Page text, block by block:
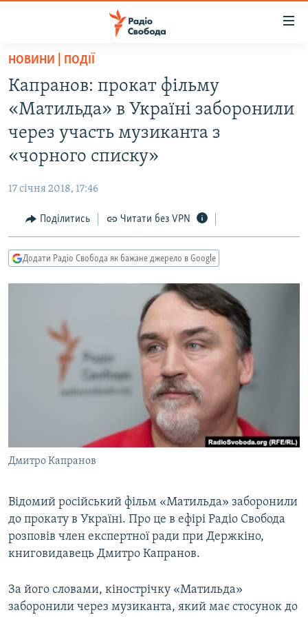
Перейти
основного
матеріалу
основної
Перейти
пошуку
ВСЕ ЗА ДОБУ
КУЛЬТУРА
СПОРТ
ДОНБАС.РЕАЛІЇ
КРИМ.РЕАЛІЇ
ТИ ЯК?
МУЛЬТИМЕДІА
СПЕЦПРОЄКТИ
ПОДКАСТИ
РУС
КТАТ
ДОЛУЧАЙСЯ!
НОВИНИ | ПОДІЇ
Капранов: прокат фільму
«Матильда» в Україні заборонили
через участь музиканта з
«чорного списку»
17 січня 2018, 17:46
Поділитись Читати без VPN
Додати Радіо Свобода як бажане джерело в Google
Дмитро Капранов
Відомий російський фільм «Матильда» заборонили
до прокату в Україні. Про це в ефірі Радіо Свобода
розповів член експертної ради при Держкіно,
книговидавець Дмитро Капранов.
За його словами, кінострічку «Матильда»
заборонили через музиканта, який має стосунок до